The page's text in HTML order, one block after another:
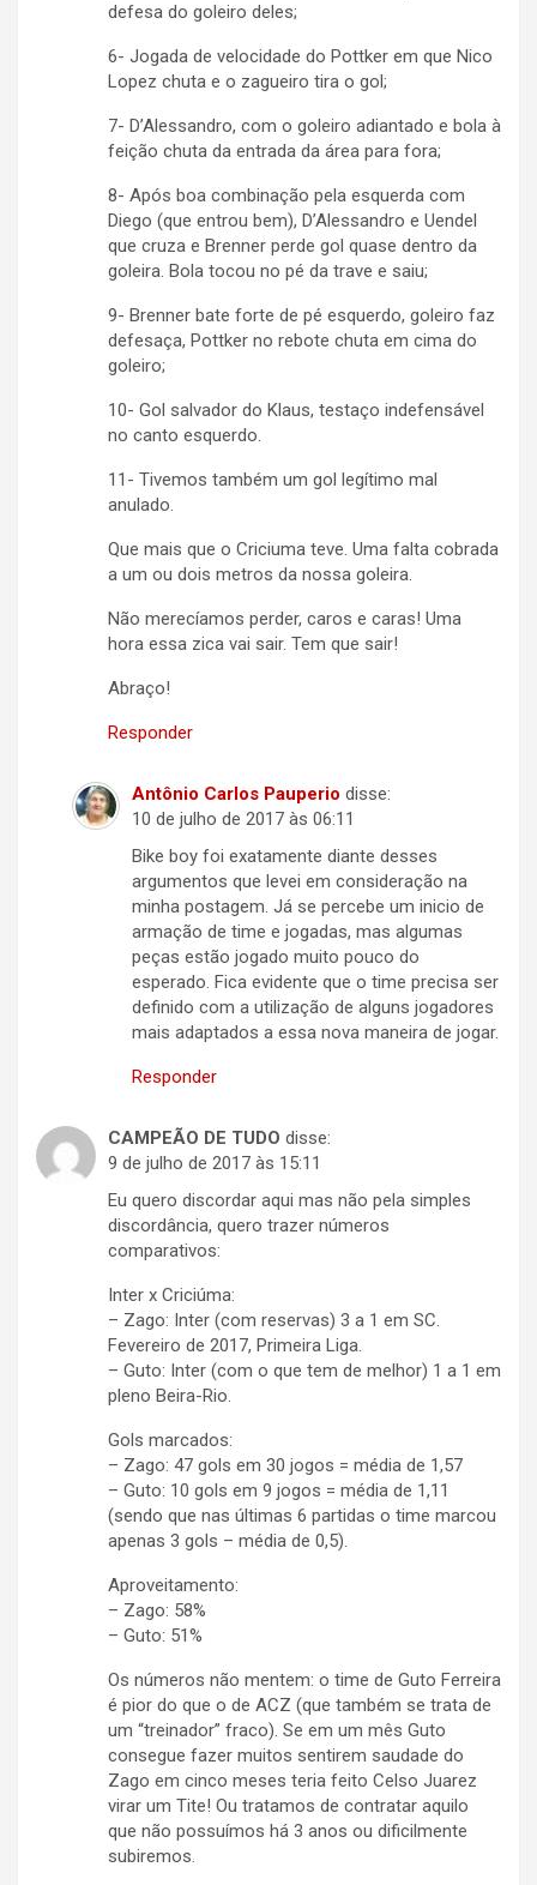
defesa do goleiro deles;
6- Jogada de velocidade do Pottker em que Nico
Lopez chuta e o zagueiro tira o gol;
7- D’Alessandro, com o goleiro adiantado e bola à
feição chuta da entrada da área para fora;
8- Após boa combinação pela esquerda com
Diego (que entrou bem), D’Alessandro e Uendel
que cruza e Brenner perde gol quase dentro da
goleira. Bola tocou no pé da trave e saiu;
9- Brenner bate forte de pé esquerdo, goleiro faz
defesaça, Pottker no rebote chuta em cima do
goleiro;
10- Gol salvador do Klaus, testaço indefensável
no canto esquerdo.
11- Tivemos também um gol legítimo mal
anulado.
Que mais que o Criciuma teve. Uma falta cobrada
a um ou dois metros da nossa goleira.
Não merecíamos perder, caros e caras! Uma
hora essa zica vai sair. Tem que sair!
Abraço!
Responder
Antônio Carlos Pauperio disse:
10 de julho de 2017 às 06:11
Bike boy foi exatamente diante desses
argumentos que levei em consideração na
minha postagem. Já se percebe um inicio de
armação de time e jogadas, mas algumas
peças estão jogado muito pouco do
esperado. Fica evidente que o time precisa ser
definido com a utilização de alguns jogadores
mais adaptados a essa nova maneira de jogar.
Responder
CAMPEÃO DE TUDO disse:
9 de julho de 2017 às 15:11
Eu quero discordar aqui mas não pela simples
discordância, quero trazer números
comparativos:
Inter x Criciúma:
– Zago: Inter (com reservas) 3 a 1 em SC.
Fevereiro de 2017, Primeira Liga.
– Guto: Inter (com o que tem de melhor) 1 a 1 em
pleno Beira-Rio.
Gols marcados:
– Zago: 47 gols em 30 jogos = média de 1,57
– Guto: 10 gols em 9 jogos = média de 1,11
(sendo que nas últimas 6 partidas o time marcou
apenas 3 gols – média de 0,5).
Aproveitamento:
– Zago: 58%
– Guto: 51%
Os números não mentem: o time de Guto Ferreira
é pior do que o de ACZ (que também se trata de
um “treinador” fraco). Se em um mês Guto
consegue fazer muitos sentirem saudade do
Zago em cinco meses teria feito Celso Juarez
virar um Tite! Ou tratamos de contratar aquilo
que não possuímos há 3 anos ou dificilmente
subiremos.